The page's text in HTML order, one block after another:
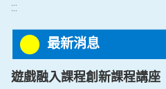
:::
最新消息
遊戲融入課程創新課程講座